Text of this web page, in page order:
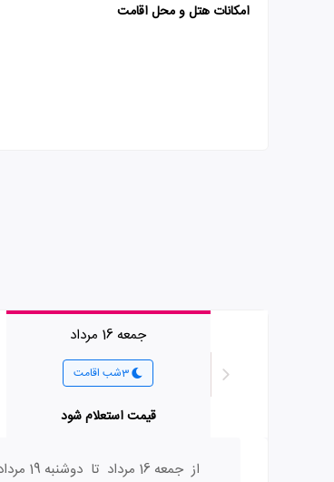
امکانات هتل و محل اقامت
جمعه 16 مرداد
3شب اقامت
قیمت استعلام شود
از جمعه 16 مرداد تا دوشنبه 19 مرداد